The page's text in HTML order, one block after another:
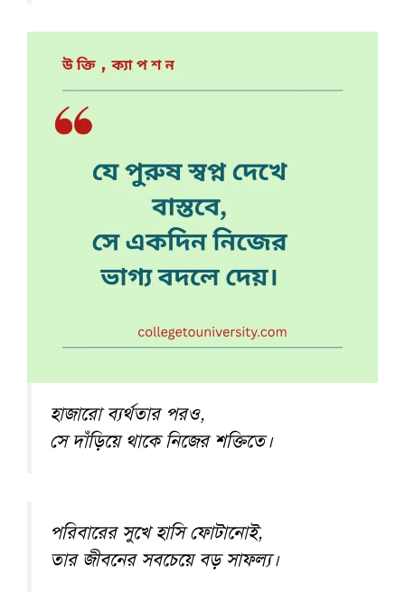
হাজারো ব্যর্থতার পরও,
সে দাঁড়িয়ে থাকে নিজের শক্তিতে।
পরিবারের সুখে হাসি ফোটানোই,
তার জীবনের সবচেয়ে বড় সাফল্য।